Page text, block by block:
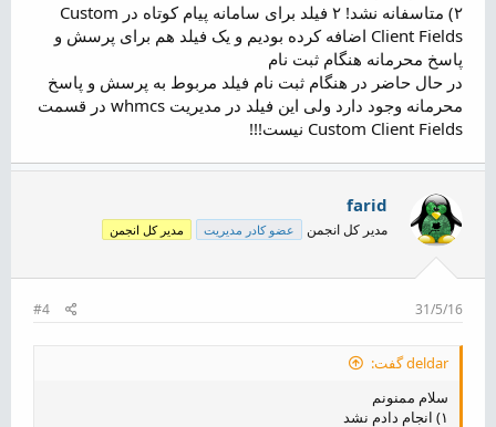
۲) متاسفانه نشد! ۲ فیلد برای سامانه پیام کوتاه در Custom
Client Fields اضافه کرده بودیم و یک فیلد هم برای پرسش و
پاسخ محرمانه هنگام ثبت نام
در حال حاضر در هنگام ثبت نام فیلد مربوط به پرسش و پاسخ
محرمانه وجود دارد ولی این فیلد در مدیریت whmcs‌ در قسمت
Custom Client Fields نیست!!!
farid
مدیر کل انجمن عضو کادر مدیریت مدیر کل انجمن
31/5/16
#4
deldar گفت:
سلام ممنونم
۱) انجام دادم نشد